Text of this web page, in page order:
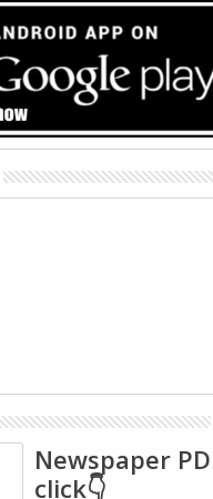
Newspaper
click👇